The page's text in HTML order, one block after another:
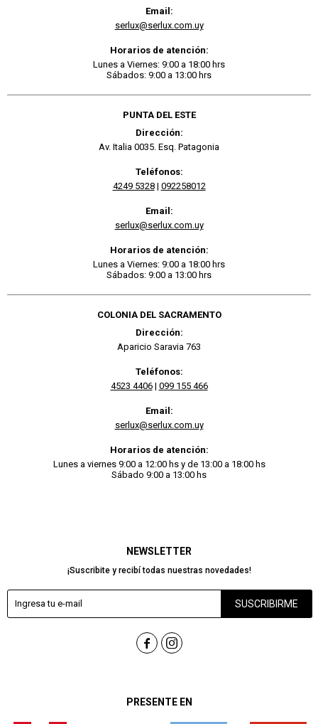
PRESENTE EN
NEWSLETTER
¡Suscribite y recibí todas nuestras novedades!
SUSCRIBIRME
 
Email:
serlux@serlux.com.uy
Horarios de atención:
Lunes a Viernes: 9:00 a 18:00 hrs
Sábados: 9:00 a 13:00 hrs
PUNTA DEL ESTE
Dirección:
Av. Italia 0035. Esq. Patagonia
Teléfonos:
4249 5328| 092258012
Email:
serlux@serlux.com.uy
Horarios de atención:
Lunes a Viernes: 9:00 a 18:00 hrs
Sábados: 9:00 a 13:00 hrs
COLONIA DEL SACRAMENTO
Dirección:
Aparicio Saravia 763
Teléfonos:
4523 4406| 099 155 466
Email:
serlux@serlux.com.uy
Horarios de atención:
Lunes a viernes 9:00 a 12:00 hs y de 13:00 a 18:00 hs
Sábado 9:00 a 13:00 hs